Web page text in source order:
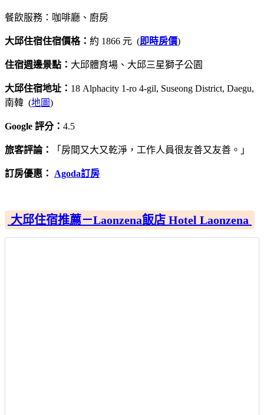
餐飲服務：咖啡廳、廚房
大邱住宿住宿價格： 約 1866 元 (即時房價)
住宿週邊景點： 大邱體育場、大邱三星獅子公園
大邱住宿地址： 18 Alphacity 1-ro 4-gil, Suseong District, Daegu,
南韓 (地圖)
Google 評分： 4.5
旅客評論： 「房間又大又乾淨，工作人員很友善又友善。」
訂房優惠： Agoda訂房
大邱住宿推薦－Laonzena飯店 Hotel Laonzena